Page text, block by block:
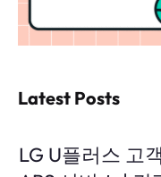
Latest Posts
LG U플러스 고